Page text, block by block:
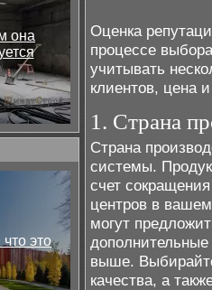
она
это
Оценка
процессе
учитывать
клиентов, цена
1. Страна
Страна
системы.
счет
центров в
могут
выше.
качества, а